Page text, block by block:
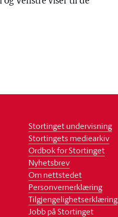
Stortinget undervisning
Stortingets mediearkiv
Ordbok for Stortinget
Nyhetsbrev
Om nettstedet
Personvernerklæring
Tilgjengelighetserklæring
Jobb på Stortinget